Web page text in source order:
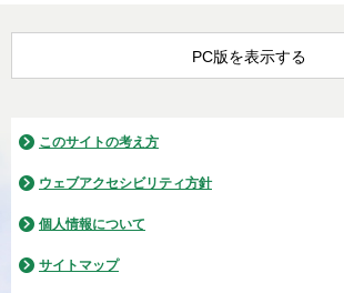
PC版を表示する
このサイトの考え方
ウェブアクセシビリティ方針
個人情報について
サイトマップ